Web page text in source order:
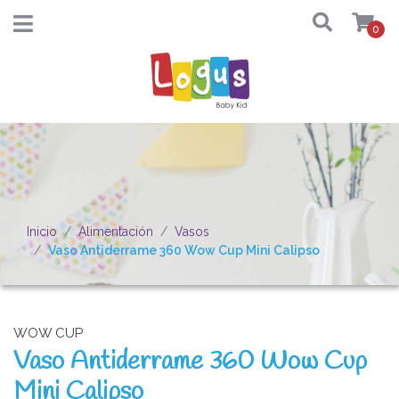
0
Inicio Alimentación
Vasos
Vaso Antiderrame 360 Wow Cup Mini Calipso
WOW CUP
Vaso Antiderrame 360 Wow Cup